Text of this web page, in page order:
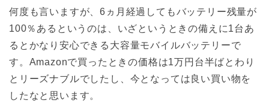
何度も言いますが、6ヵ月経過してもバッテリー残量が
100％あるというのは、いざというときの備えに1台あ
るとかなり安心できる大容量モバイルバッテリーで
す。Amazonで買ったときの価格は1万円台半ばとわり
とリーズナブルでしたし、今となっては良い買い物を
したなと思います。